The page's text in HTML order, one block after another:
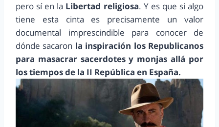
pero sí en la Libertad religiosa. Y es que si algo
tiene esta cinta es precisamente un valor
documental imprescindible para conocer de
dónde sacaron la inspiración los Republicanos
para masacrar sacerdotes y monjas allá por
los tiempos de la II República en España.